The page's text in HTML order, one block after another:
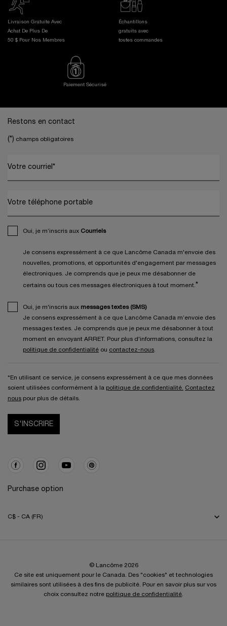
Livraison Gratuite Avec
Achat De Plus De
50 $ Pour Nos Membres
Échantillons
gratuits avec
toutes commandes
Paiement Sécurisé
Restons en contact
(*) champs obligatoires
Votre courriel *
Votre téléphone portable
Oui, je m’inscris aux Courriels
Je consens expressément à ce que Lancôme Canada m'envoie des
nouvelles, promotions, et opportunités d'engagement par messages
électroniques. Je comprends que je peux me désabonner de
certains ou tous ces messages électroniques à tout moment. *
Oui, je m'inscris aux messages textes (SMS)
Je consens expressément à ce que Lancôme Canada m’envoie des
messages textes. Je comprends que je peux me désabonner à tout
moment en envoyant ARRET. Pour plus d'informations, consultez la
politique de confidentialité ou contactez-nous
*En utilisant ce service, je consens expressément à ce que mes données
soient utilisées conformément à la politique de confidentialité.
Contactez
nous pour plus de détails.
S'INSCRIRE
Purchase option
C$ - CA (FR)
© Lancôme 2026
Ce site est uniquement pour le Canada. Des "cookies" et technologies
similaires sont utilisées à des fins de publicité. Pour en savoir plus sur vos
choix consultez notre politique de confidentialité